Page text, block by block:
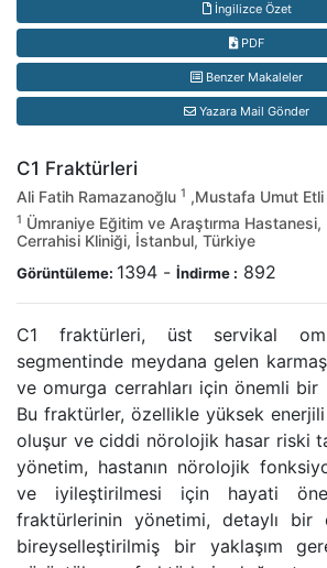
İngilizce Özet
PDF
Benzer Makaleler
Yazara Mail Gönder
C1 Fraktürleri
Ali Fatih Ramazanoğlu 1 ,Mustafa Umut Etli
1 Ümraniye Eğitim ve Araştırma Hastanesi,
Cerrahisi Kliniği, İstanbul, Türkiye
Görüntüleme: 1394 - İndirme : 892
C1 fraktürleri, üst servikal
segmentinde meydana gelen
ve omurga cerrahları için önemli bir
Bu fraktürler, özellikle yüksek
oluşur ve ciddi nörolojik hasar riski
yönetim, hastanın nörolojik
ve iyileştirilmesi için hayati
fraktürlerinin yönetimi, detaylı bir
bireyselleştirilmiş bir yaklaşım